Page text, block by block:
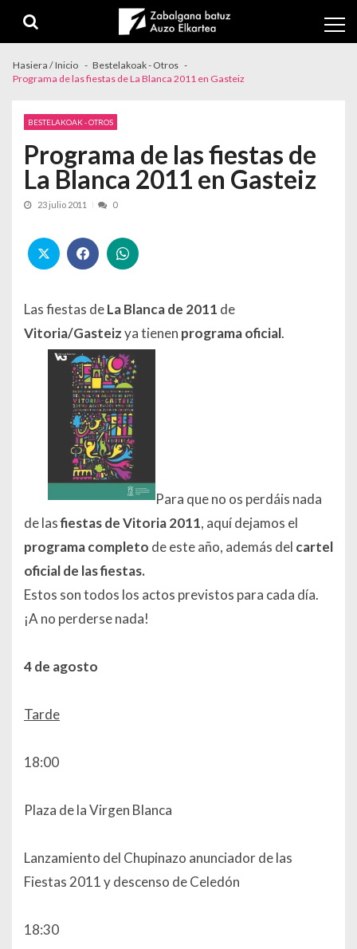
Hasiera / Inicio
Bestelakoak - Otros
Programa de las fiestas de La Blanca 2011 en Gasteiz
BESTELAKOAK - OTROS
Programa de las fiestas de
La Blanca 2011 en Gasteiz
23 julio 2011 0
Las fiestas deLa Blanca de 2011 de
Vitoria/Gasteizya tienen programa oficial.
Para que no os perdáis nada
de lasfiestas de Vitoria 2011, aquí dejamos el
programa completo de este año, además del cartel
oficial de las fiestas.
Estos son todos los actos previstos para cada día.
¡A no perderse nada!
4 de agosto
Tarde
18:00
Plaza de la Virgen Blanca
Lanzamiento del Chupinazo anunciador de las
Fiestas 2011 y descenso de Celedón
18:30